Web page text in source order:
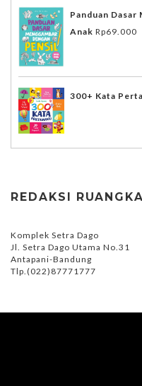
Panduan
Anak Rp69.000
300+ Kata
REDAKSI
Komplek Setra Dago
Jl. Setra Dago Utama No.31
Antapani-Bandung
Tlp.(022)87771777